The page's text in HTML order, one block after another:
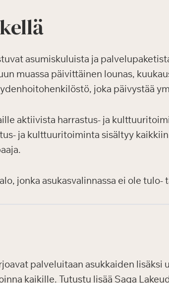
asumiskuluista ja
muassa päivittäinen lounas,
joka päivystää
aktiivista harrastus- ja
ja kulttuuritoiminta sisältyy
jonka asukasvalinnassa ei ole tulo-
palveluitaan asukkaiden
kaikille. Tutustu lisää Saga